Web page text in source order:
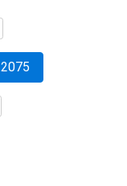
2075